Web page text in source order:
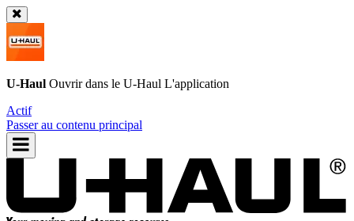
U-Haul Ouvrir dans le U-Haul L'application
Actif
Passer au contenu principal